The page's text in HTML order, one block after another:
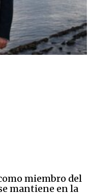
miembro del
mantiene en la